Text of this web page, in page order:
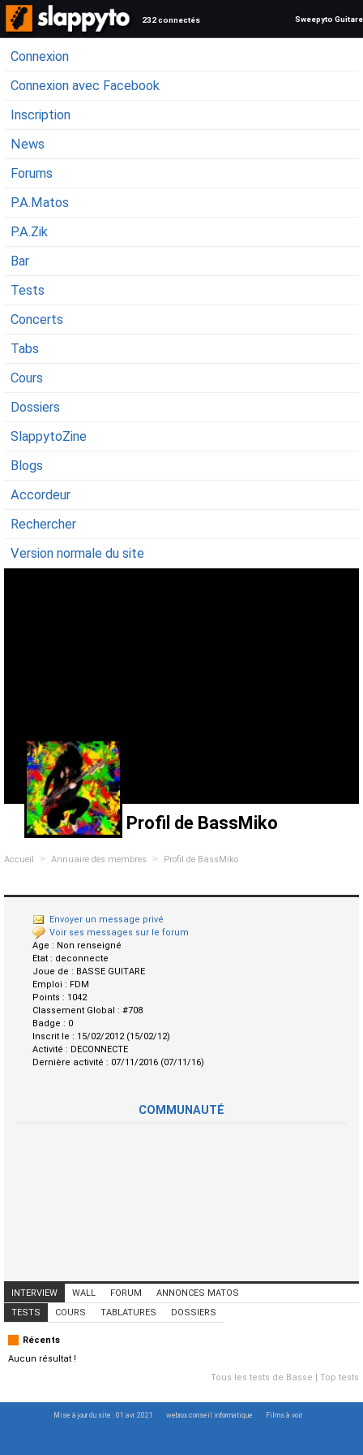
232 connectés Sweepyto Guitare
Connexion
Connexion avec Facebook
Inscription
News
Forums
P.A.Matos
P.A.Zik
Bar
Tests
Concerts
Tabs
Cours
Dossiers
SlappytoZine
Blogs
Accordeur
Rechercher
Version normale du site
Profil de BassMiko
Accueil > Annuaire des membres > Profil de BassMiko
Envoyer un message privé
Voir ses messages sur le forum
Age : Non renseigné
Etat : deconnecte
Joue de : BASSE GUITARE
Emploi : FDM
Points : 1042
Classement Global : #708
Badge : 0
Inscrit le : 15/02/2012 (15/02/12)
Activité : DECONNECTE
Dernière activité : 07/11/2016 (07/11/16)
COMMUNAUTÉ
INTERVIEW WALL FORUM
ANNONCES MATOS
ANNONCES MUSICIENS
CONCERTS
TESTS COURS TABLATURES DOSSIERS
Récents
Aucun résultat !
Tous les tests de Basse
Top tests
Mise à jour du site : 01 avr. 2021 webrox conseil informatique Films à voir